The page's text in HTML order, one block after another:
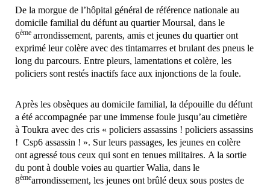
De la morgue de l’hôpital général de référence nationale au
domicile familial du défunt au quartier Moursal, dans le
6ème arrondissement, parents, amis et jeunes du quartier ont
exprimé leur colère avec des tintamarres et brulant des pneus le
long du parcours. Entre pleurs, lamentations et colère, les
policiers sont restés inactifs face aux injonctions de la foule.
Après les obsèques au domicile familial, la dépouille du défunt
a été accompagnée par une immense foule jusqu’au cimetière
à Toukra avec des cris « policiers assassins ! policiers assassins
! Csp6 assassin ! ». Sur leurs passages, les jeunes en colère
ont agressé tous ceux qui sont en tenues militaires. A la sortie
du pont à double voies au quartier Walia, dans le
8èmearrondissement, les jeunes ont brûlé deux sous postes de